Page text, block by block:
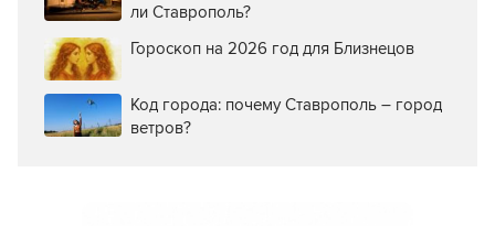
ли Ставрополь?
Гороскоп на 2026 год для Близнецов
Код города: почему Ставрополь – город
ветров?